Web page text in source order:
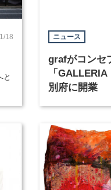
18
と
ニュース
grafがコンセ
「
別府に開業